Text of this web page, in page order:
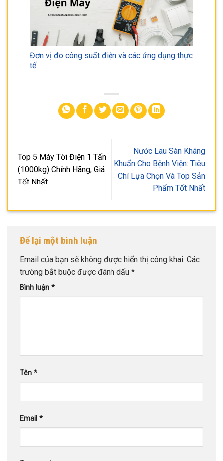
Đơn vị đo công suất điện và các ứng dụng thực
tế
Top 5 Máy Tời Điện 1 Tấn
(1000kg) Chính Hãng, Giá
Tốt Nhất
Nước Lau Sàn Kháng
Khuẩn Cho Bệnh Viện: Tiêu
Chí Lựa Chọn Và Top Sản
Phẩm Tốt Nhất
Để lại một bình luận
Email của bạn sẽ không được hiển thị công khai. Các
trường bắt buộc được đánh dấu *
Bình luận *
Tên *
Email *